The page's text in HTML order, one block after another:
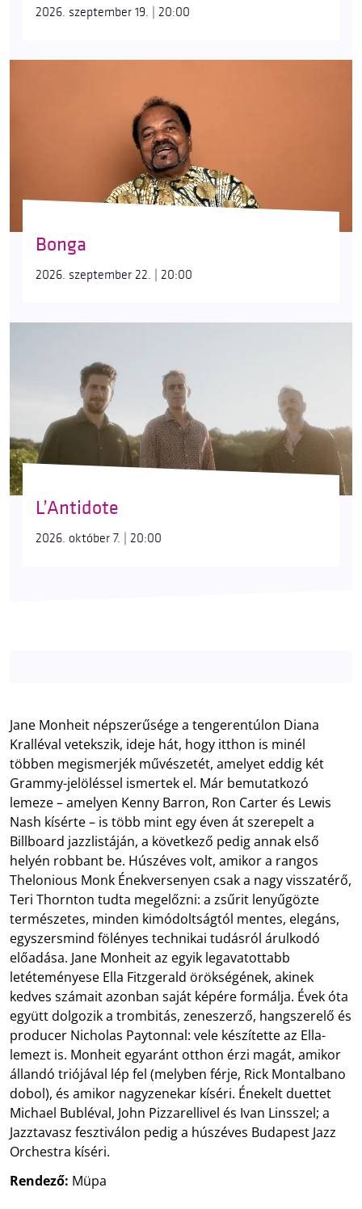
2026. szeptember 19. | 20:00
Bonga
2026. szeptember 22. | 20:00
L’Antidote
2026. október 7. | 20:00
Jane Monheit népszerűsége a tengerentúlon Diana
Kralléval vetekszik, ideje hát, hogy itthon is minél
többen megismerjék művészetét, amelyet eddig két
Grammy-jelöléssel ismertek el. Már bemutatkozó
lemeze – amelyen Kenny Barron, Ron Carter és Lewis
Nash kísérte – is több mint egy éven át szerepelt a
Billboard jazzlistáján, a következő pedig annak első
helyén robbant be. Húszéves volt, amikor a rangos
Thelonious Monk Énekversenyen csak a nagy visszatérő,
Teri Thornton tudta megelőzni: a zsűrit lenyűgözte
természetes, minden kimódoltságtól mentes, elegáns,
egyszersmind fölényes technikai tudásról árulkodó
előadása. Jane Monheit az egyik legavatottabb
letéteményese Ella Fitzgerald örökségének, akinek
kedves számait azonban saját képére formálja. Évek óta
együtt dolgozik a trombitás, zeneszerző, hangszerelő és
producer Nicholas Paytonnal: vele készítette az Ella-
lemezt is. Monheit egyaránt otthon érzi magát, amikor
állandó triójával lép fel (melyben férje, Rick Montalbano
dobol), és amikor nagyzenekar kíséri. Énekelt duettet
Michael Bubléval, John Pizzarellivel és Ivan Linsszel; a
Jazztavasz fesztiválon pedig a húszéves Budapest Jazz
Orchestra kíséri.
Rendező: Müpa